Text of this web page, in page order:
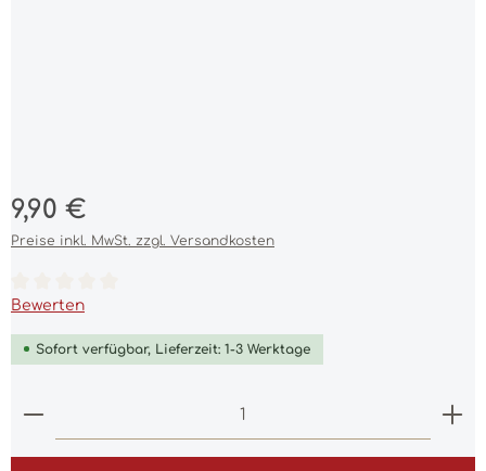
Regulärer Preis:
9,90 €
Preise inkl. MwSt. zzgl. Versandkosten
Durchschnittliche Bewertung von 0 von 5 Sternen
Bewerten
Sofort verfügbar, Lieferzeit: 1-3 Werktage
Produkt Anzahl: Gib den gewünschten Wert